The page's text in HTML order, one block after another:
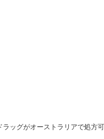
ラッグがオーストラリアで処方